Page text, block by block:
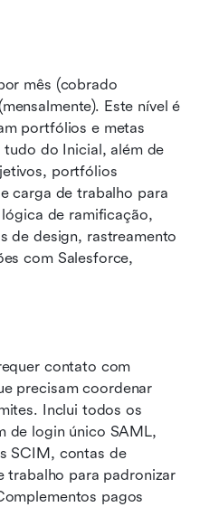
mês (cobrado
Este nível é
portfólios e metas
tudo do Inicial, além de
portfólios
carga de trabalho para
de design, rastreamento
com Salesforce,
contato com
precisam coordenar
Inclui todos os
de login único SAML,
SCIM, contas de
trabalho para padronizar
pagos